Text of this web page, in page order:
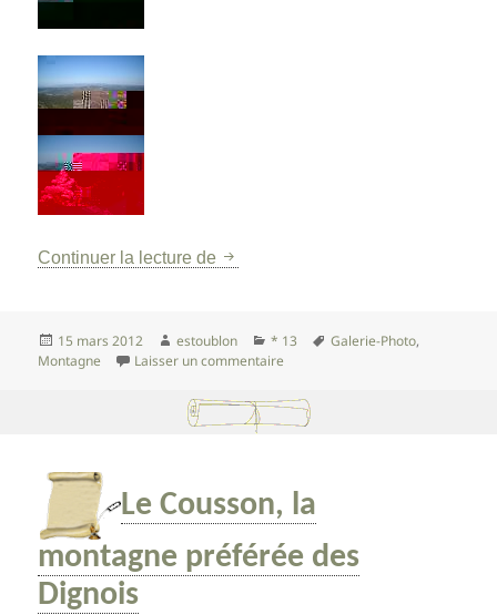
Continuer la lecture de La montagne de Vautubière :
Publié
le
15 mars 2012 Auteur
estoublon Catégories
* 13
Mots-
Galerie-Photo,
Montagne
Laisser un commentaire
Le Cousson, la
montagne préférée des
Dignois